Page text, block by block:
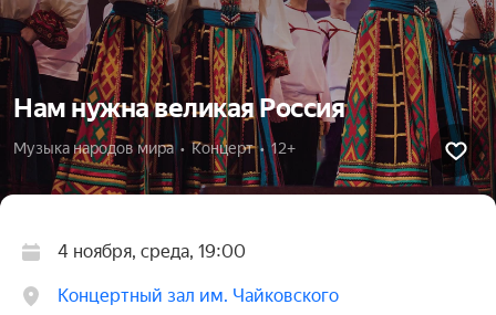
Нам нужна великая Россия
Музыка народов мира  •  Концерт  •  12+
4 ноября, среда, 19:00
Концертный зал им. Чайковского